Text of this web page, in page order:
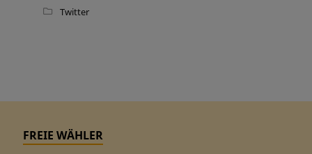
Twitter
FREIE WÄHLER